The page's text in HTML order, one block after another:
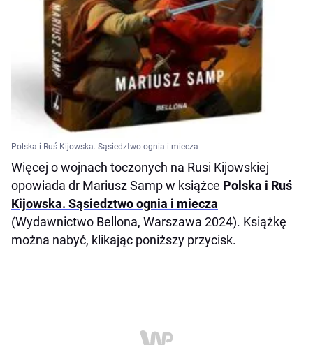
Polska i Ruś Kijowska. Sąsiedztwo ognia i miecza
Więcej o wojnach toczonych na Rusi Kijowskiej
opowiada dr Mariusz Samp w książce Polska i Ruś
Kijowska. Sąsiedztwo ognia i miecza
(Wydawnictwo Bellona, Warszawa 2024). Książkę
można nabyć, klikając poniższy przycisk.